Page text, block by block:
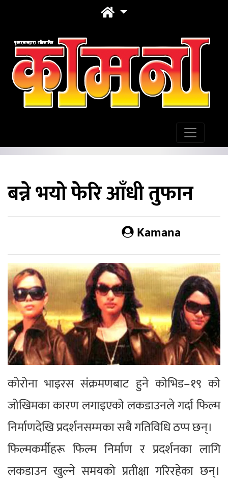
बन्ने भयो फेरि आँधी तुफान
Kamana
कोरोना भाइरस संक्रमणबाट हुने कोभिड–१९ को
जोखिमका कारण लगाइएको लकडाउनले गर्दा फिल्म
निर्माणदेखि प्रदर्शनसम्मका सबै गतिविधि ठप्प छन्।
फिल्मकर्मीहरू फिल्म निर्माण र प्रदर्शनका लागि
लकडाउन खुल्ने समयको प्रतीक्षा गरिरहेका छन्।